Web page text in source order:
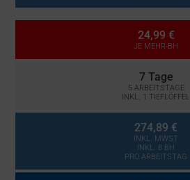
24,99 €
JE MEHR-BH
7 Tage
5 ARBEITSTAGE
INKL. 1 TIEFLÖFFEL
274,89 €
INKL. MWST
INKL. 8 BH
PRO ARBEITSTAG